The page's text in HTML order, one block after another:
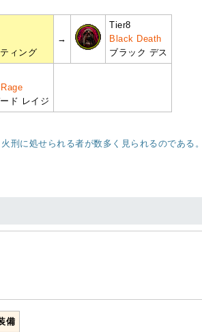
ィング
→
Tier8
Black Death
ブラック デス
ド レイジ
刑に処せられる者が数多く見られるのである
備